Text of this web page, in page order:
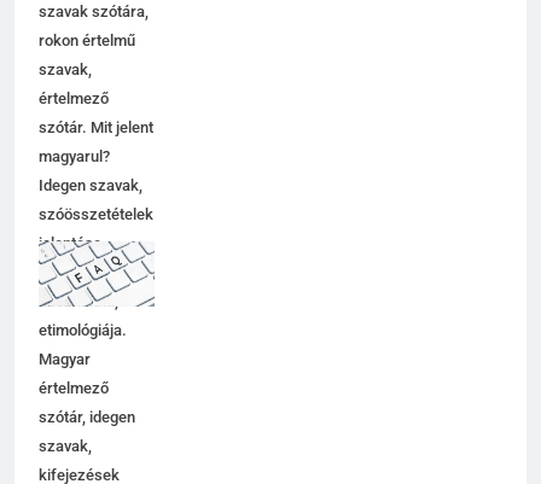
szavak szótára,
rokon értelmű
szavak,
értelmező
szótár. Mit jelent
magyarul?
Idegen szavak,
szóösszetételek
jelentése,
magyarázata,
használata,
etimológiája.
Magyar
értelmező
szótár, idegen
szavak,
kifejezések